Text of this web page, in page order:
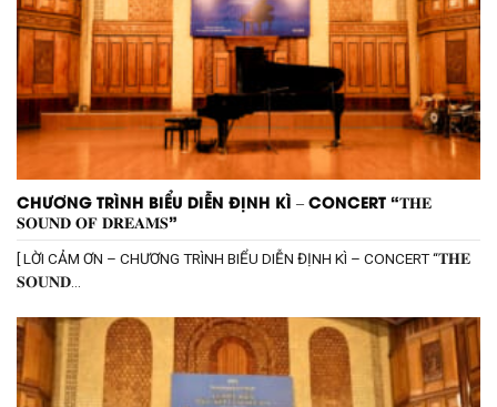
CHƯƠNG TRÌNH BIỂU DIỄN ĐỊNH KÌ – CONCERT “𝐓𝐇𝐄
𝐒𝐎𝐔𝐍𝐃 𝐎𝐅 𝐃𝐑𝐄𝐀𝐌𝐒”
[ LỜI CẢM ƠN – CHƯƠNG TRÌNH BIỂU DIỄN ĐỊNH KÌ – CONCERT “𝐓𝐇𝐄
𝐒𝐎𝐔𝐍𝐃...